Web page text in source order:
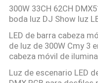
300W 33CH 62CH
boda luz DJ Show luz
LED de barra cabeza
de luz de 300W Cmy 3
cabeza móvil de
Luz de escenario LED